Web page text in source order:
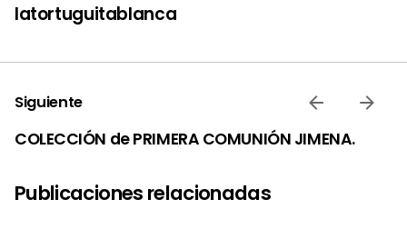
latortuguitablanca
Siguiente
COLECCIÓN de PRIMERA COMUNIÓN JIMENA.
Publicaciones relacionadas